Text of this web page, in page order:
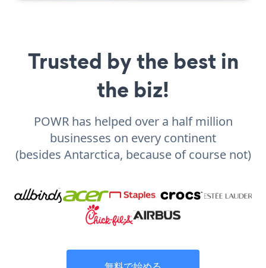
Trusted by the best in
the biz!
POWR has helped over a half million
businesses on every continent
(besides Antarctica, because of course not)